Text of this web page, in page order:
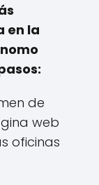
en la
de
web
oficinas